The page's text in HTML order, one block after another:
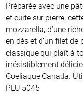
Préparée avec une
et cuite sur pierre,
mozzarella, d’une
en dés et d’un filet
classique qui plaît à
irrésistiblement
Coeliaque Canada.
PLU 5045